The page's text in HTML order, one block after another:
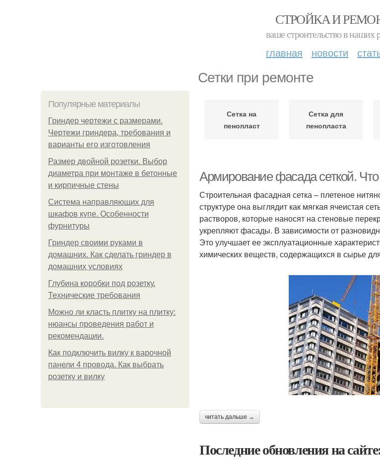
СТРОЙКА И
ваше строительство в наших
главная новости
Сетки при ремонте
Популярные материалы
Гриндер чертежи с размерами.
Чертежи гриндера, требования и
варианты его изготовления
Размер двойной розетки. Выбор
диаметра при монтаже в бетонные
и кирпичные стены
Система направляющих для
шкафов купе. Особенности
фурнитуры
Гриндер своими руками в
домашних. Как сделать гриндер в
домашних условиях
Глубина коробки под розетку.
Технические требования
Можно ли класть плитку на плитку:
нюансы проведения работ и
рекомендации.
Как подключить вилку к варочной
панели 4 провода. Как выбрать
розетку и вилку
Сетка на
пенопласт
Сетка для
пенопласта
Армирование фасада сеткой. Что
Строительная фасадная сетка – плетеное
структуре она выглядит как мягкая ячеистая
растворов, которые наносят на стеновые
укрепляют фасады. В зависимости от
Это улучшает ее эксплуатационные
химических веществ, содержащихся в сырье
читать дальше →
Последние обновления на